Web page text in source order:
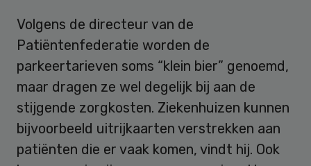
Volgens de directeur van de
Patiëntenfederatie worden de
parkeertarieven soms “klein bier” genoemd,
maar dragen ze wel degelijk bij aan de
stijgende zorgkosten. Ziekenhuizen kunnen
bijvoorbeeld uitrijkaarten verstrekken aan
patiënten die er vaak komen, vindt hij. Ook